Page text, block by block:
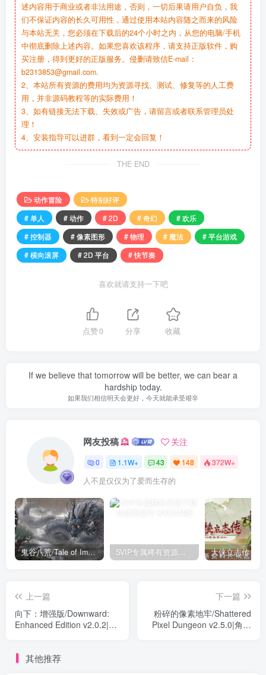
述内容用于商业或者非法用途，否则，一切后果请用户自负，我
们不保证内容的长久可用性，通过使用本站内容随之而来的风险
与本站无关，您必须在下载后的24个小时之内，从您的电脑/手机
中彻底删除上述内容。如果您喜欢该程序，请支持正版软件，购
买注册，得到更好的正版服务。侵删请致信E-mail：
b2313853@gmail.com.
2、本站所有资源的费用均为资源寻找、测试、修复等的人工费
用，并非源码教程等的实际费用！
3、如有链接无法下载、失效或广告，请留言或者联系管理员处
理！
4、安装指导可以进群，看到一定会回复！
THE END
动作冒险
特别好评
# 单人
# 动作 # 2D # 奇幻
# 欢乐
# 控制器
# 像素图形 # 物理 # 魔法
# 平台游戏
# 横向滚屏
# 2D 平台 # 快节奏
喜欢就请支持一下吧
点赞0 分享 收藏
If we believe that tomorrow will be better, we can bear a
hardship today.
如果我们相信明天会更好，今天就能承受艰辛
网友投稿 关注
0 1.1W+ 43 148 372W+
人不是仅仅为了爱而生存的
鬼谷八荒/Tale of Immortal v1.2.105.259|角色扮演|容量27.4GB|免安装绿色中文版 SVIP专属稀有资源下载 – 持续更新中
上一篇
向下：增强版/Downward:
Enhanced Edition v2.0.2|动
下一篇
粉碎的像素地牢/Shattered
Pixel Dungeon v2.5.0|角色
其他推荐